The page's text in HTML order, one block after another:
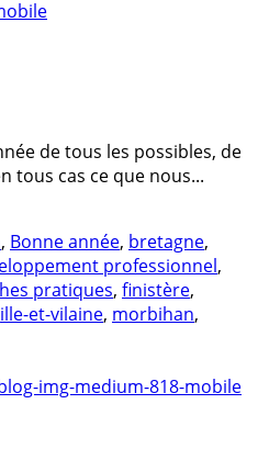
de tous les possibles, de
tous cas ce que nous...
, Bonne année, bretagne,
professionnel,
pratiques, finistère,
ille-et-vilaine, morbihan,